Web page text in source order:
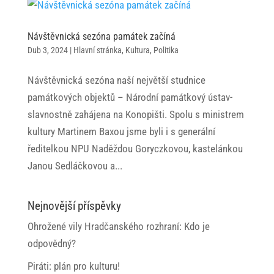
Návštěvnická sezóna památek začíná
Dub 3, 2024| Hlavní stránka, Kultura, Politika
Návštěvnická sezóna naší největší studnice
památkových objektů – Národní památkový ústav-
slavnostně zahájena na Konopišti. Spolu s ministrem
kultury Martinem Baxou jsme byli i s generální
ředitelkou NPU Naděždou Goryczkovou, kastelánkou
Janou Sedláčkovou a...
Nejnovější příspěvky
Ohrožené vily Hradčanského rozhraní: Kdo je
odpovědný?
Piráti: plán pro kulturu!